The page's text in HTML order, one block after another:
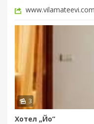
www.vilamateevi.com
3
Хотел „Йо“